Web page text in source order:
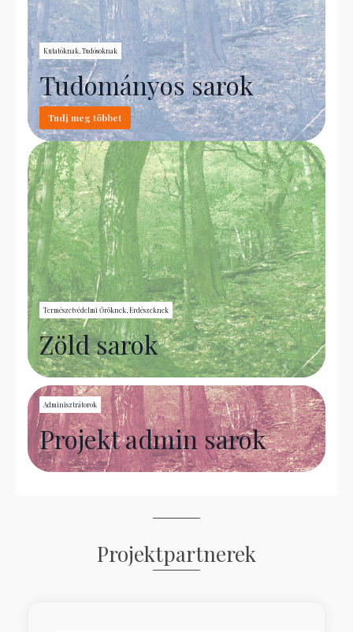
Kutatóknak, Tudósoknak
Tudományos sarok
Tudj meg többet
Természetvédelmi Őröknek, Erdészeknek
Zöld sarok
Adminisztrátorok
Projekt admin sarok
Projektpartnerek